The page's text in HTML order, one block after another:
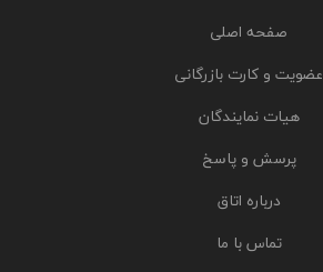
صفحه اصلی
عضویت و کارت بازرگانی
هیات نمایندگان
پرسش و پاسخ
درباره اتاق
تماس با ما